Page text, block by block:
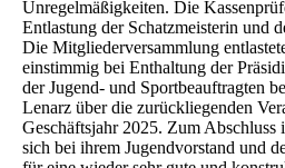
Unregelmäßigkeiten. Die
Entlastung der Schatzmeisterin und
Die Mitgliederversammlung
einstimmig bei Enthaltung der
der Jugend- und Sportbeauftragten
Lenarz über die zurückliegenden
Geschäftsjahr 2025. Zum Abschluss
sich bei ihrem Jugendvorstand und